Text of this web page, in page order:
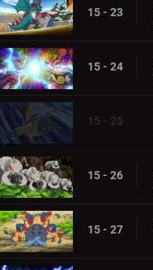
15 - 23
15 - 24
15 - 25
15 - 26
15 - 27